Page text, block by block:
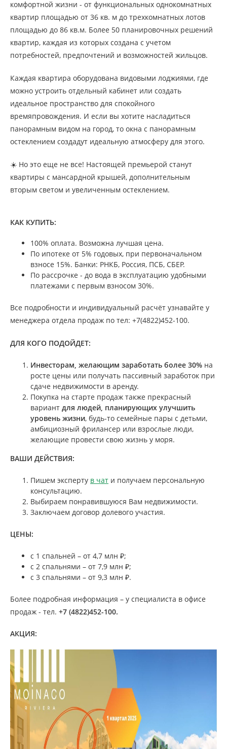
комфортной жизни - от функциональных однокомнатных
квартир площадью от 36 кв. м до трехкомнатных лотов
площадью до 86 кв.м. Более 50 планировочных решений
квартир, каждая из которых создана с учетом
потребностей, предпочтений и возможностей жильцов.
Каждая квартира оборудована видовыми лоджиями, где
можно устроить отдельный кабинет или создать
идеальное пространство для спокойного
времяпровождения. И если вы хотите насладиться
панорамным видом на город, то окна с панорамным
остеклением создадут идеальную атмосферу для этого.
☀️ Но это еще не все! Настоящей премьерой станут
квартиры с мансардной крышей, дополнительным
вторым светом и увеличенным остеклением.
КАК КУПИТЬ:
100% оплата. Возможна лучшая цена.
По ипотеке от 5% годовых, при первоначальном
взносе 15%. Банки: РНКБ, Россия, ПСБ, СБЕР.
По рассрочке - до вода в эксплуатацию удобными
платежами с первым взносом 30%.
Все подробности и индивидуальный расчёт узнавайте у
менеджера отдела продаж по тел: +7(4822)452-100.
ДЛЯ КОГО ПОДОЙДЕТ:
Инвесторам, желающим заработать более 30% на
росте цены или получать пассивный заработок при
сдаче недвижимости в аренду.
Покупка на старте продаж также прекрасный
вариант для людей, планирующих улучшить
уровень жизни, будь-то семейные пары с детьми,
амбициозный фрилансер или взрослые люди,
желающие провести свою жизнь у моря.
ВАШИ ДЕЙСТВИЯ:
Пишем эксперту в чат и получаем персональную
консультацию.
Выбираем понравившуюся Вам недвижимости.
Заключаем договор долевого участия.
ЦЕНЫ:
с 1 спальней – от 4,7 млн ₽;
с 2 спальнями – от 7,9 млн ₽;
с 3 спальнями – от 9,3 млн ₽.
Более подробная информация – у специалиста в офисе
продаж - тел. +7 (4822)452-100.
АКЦИЯ: